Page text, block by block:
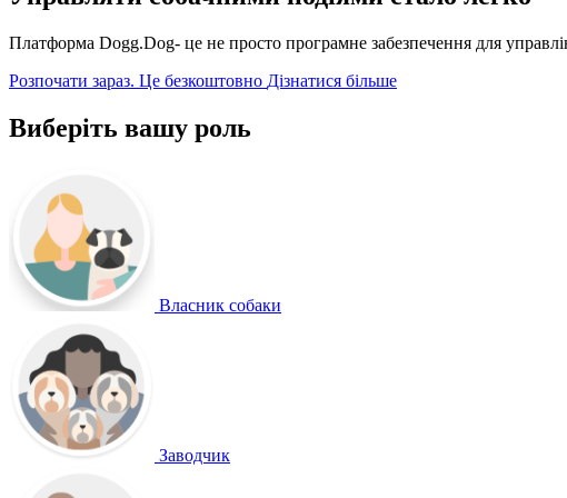
Платформа Dogg.Dog- це не просто програмне забезпечення для
Розпочати зараз. Це безкоштовно Дізнатися більше
Виберіть вашу роль
Власник собаки
Заводчик